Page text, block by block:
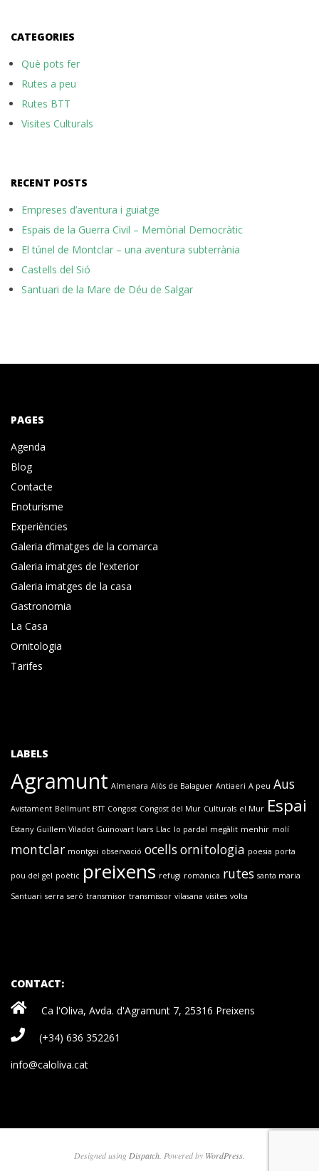
CATEGORIES
Què pots fer
Rutes a peu
Rutes BTT
Visites Culturals
RECENT POSTS
Empreses d’aventura i guiatge
Espais de la Guerra Civil – Memòrial Democràtic
El túnel de Montclar – una aventura subterrània
Castells del Sió
Santuari de la Mare de Déu de Salgar
PAGES
Agenda
Blog
Contacte
Enoturisme
Experiències
Galeria d’imatges de la comarca
Galeria imatges de l’exterior
Galeria imatges de la casa
Gastronomia
La Casa
Ornitologia
Tarifes
LABELS
Agramunt Almenara Alòs de Balaguer Antiaeri A peu Aus
Avistament Bellmunt BTT Congost Congost del Mur Culturals el Mur Espai
Estany Guillem Viladot Guinovart Ivars Llac lo pardal megàlit menhir molí
montclar montgai observació ocellsornitologia poesia porta
pou del gel poètic preixens refugi romànica rutes santa maria
Santuari serra seró transmisor transmissor vilasana visites volta
CONTACT:
Ca l'Oliva, Avda. d'Agramunt 7, 25316 Preixens
(+34) 636 352261
info@caloliva.cat
Designed usingDispatch. Powered by WordPress.